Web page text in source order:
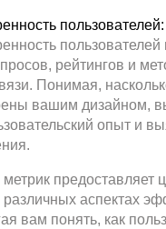
пользователей:
рейтингов и
Понимая,
вашим дизайном,
опыт и
метрик предоставляет
аспектах
вам понять, как